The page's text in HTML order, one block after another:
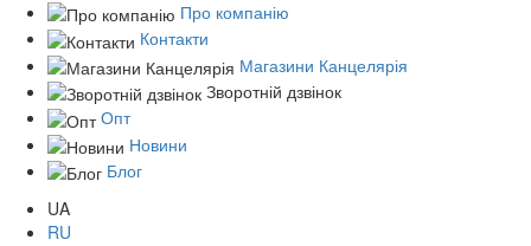
Про компанію
Контакти
Магазини Канцелярія
Зворотній дзвінок
Опт
Новини
Блог
UA
RU